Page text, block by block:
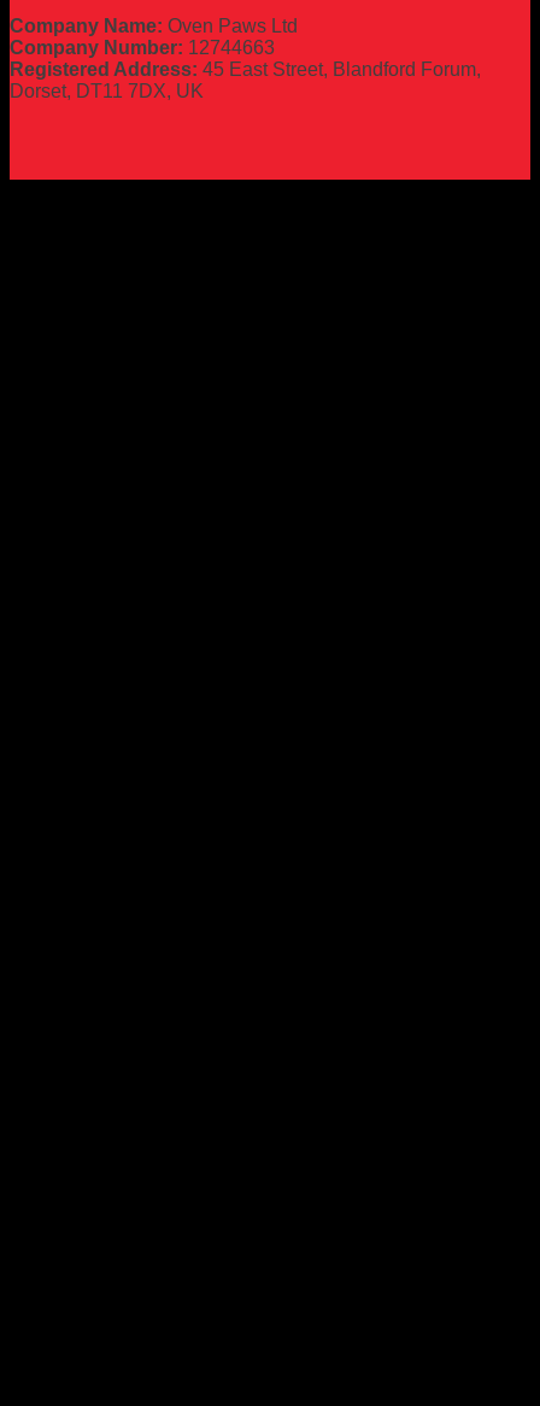
Company Name: Oven Paws Ltd
Company Number: 12744663
Registered Address: 45 East Street, Blandford Forum,
Dorset, DT11 7DX, UK